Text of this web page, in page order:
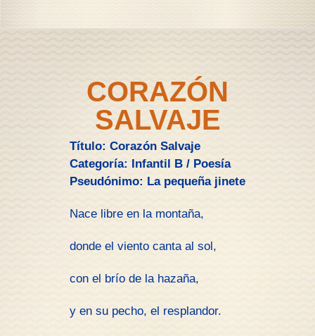
CORAZÓN
SALVAJE
Título: Corazón Salvaje
Categoría: Infantil B / Poesía
Pseudónimo: La pequeña jinete
Nace libre en la montaña,
donde el viento canta al sol,
con el brío de la hazaña,
y en su pecho, el resplandor.